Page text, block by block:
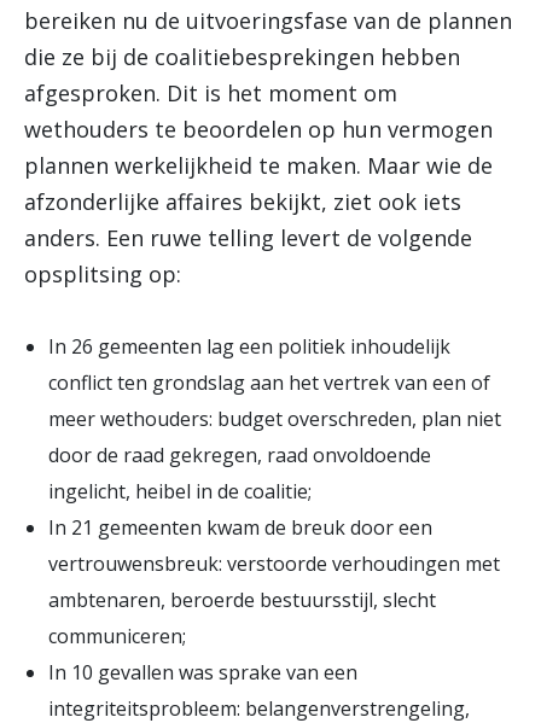
bereiken nu de uitvoeringsfase van de plannen
die ze bij de coalitiebesprekingen hebben
afgesproken. Dit is het moment om
wethouders te beoordelen op hun vermogen
plannen werkelijkheid te maken. Maar wie de
afzonderlijke affaires bekijkt, ziet ook iets
anders. Een ruwe telling levert de volgende
opsplitsing op:
In 26 gemeenten lag een politiek inhoudelijk
conflict ten grondslag aan het vertrek van een of
meer wethouders: budget overschreden, plan niet
door de raad gekregen, raad onvoldoende
ingelicht, heibel in de coalitie;
In 21 gemeenten kwam de breuk door een
vertrouwensbreuk: verstoorde verhoudingen met
ambtenaren, beroerde bestuursstijl, slecht
communiceren;
In 10 gevallen was sprake van een
integriteitsprobleem: belangenverstrengeling,